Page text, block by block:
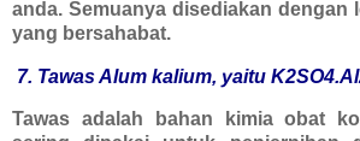
anda. Semuanya disediakan dengan
yang bersahabat.
7. Tawas Alum kalium, yaitu K2SO4.
Tawas adalah bahan kimia obat